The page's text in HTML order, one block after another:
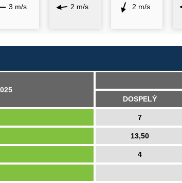
3 m/s 2 m/s 2 m/s
DOSPELÝ
7
13,50
4